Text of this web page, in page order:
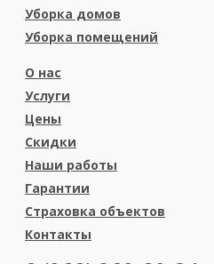
Уборка домов
Уборка помещений
О нас
Услуги
Цены
Скидки
Наши работы
Гарантии
Страховка объектов
Контакты